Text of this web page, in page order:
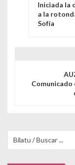
Iniciada la
a la
Sofía
Comunicado